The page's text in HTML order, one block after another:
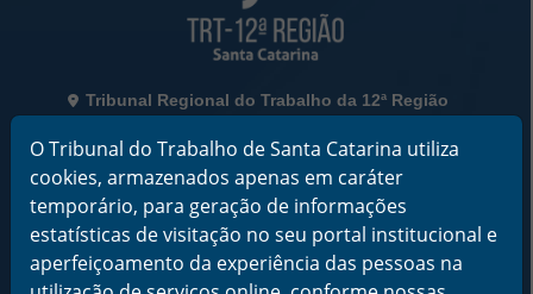
Informações de Contato
Tribunal Regional do Trabalho da 12ª Região
CEP 88015-905
CNPJ 02.482.005/0001-23
Horário de Funcionamento:
De segunda a sexta-feira das 12 às 18 horas
Telefone: (48) 3216-4000
O Tribunal do Trabalho de Santa Catarina utiliza
cookies, armazenados apenas em caráter
temporário, para geração de informações
estatísticas de visitação no seu portal institucional e
aperfeiçoamento da experiência das pessoas na